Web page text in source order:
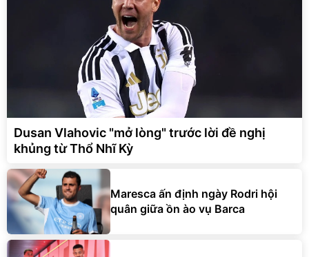
Dusan Vlahovic "mở lòng" trước lời đề nghị
khủng từ Thổ Nhĩ Kỳ
Maresca ấn định ngày Rodri hội
quân giữa ồn ào vụ Barca